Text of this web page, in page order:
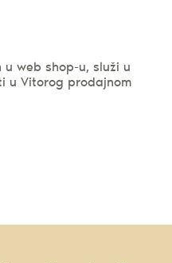
web shop-u, služi u
u Vitorog prodajnom